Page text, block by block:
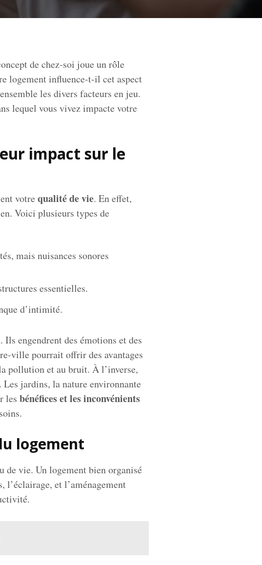
de chez-soi joue un rôle
logement influence-t-il cet aspect
les divers facteurs en jeu.
lequel vous vivez impacte votre
impact sur le
votre qualité de vie. En effet,
Voici plusieurs types de
mais nuisances sonores
essentielles.
d’intimité.
engendrent des émotions et des
ville pourrait offrir des avantages
pollution et au bruit. À l’inverse,
jardins, la nature environnante
les bénéfices et les inconvénients
logement
de vie. Un logement bien organisé
et l’aménagement